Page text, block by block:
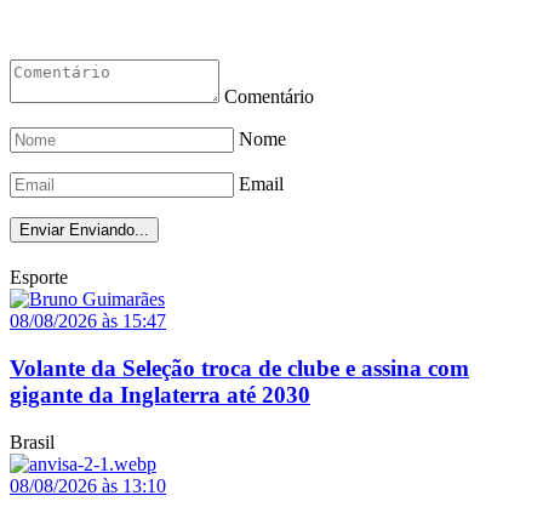
Comentário
Nome
Email
Enviar Enviando...
Esporte
08/08/2026 às 15:47
Volante da Seleção troca de clube e assina com
gigante da Inglaterra até 2030
Brasil
08/08/2026 às 13:10